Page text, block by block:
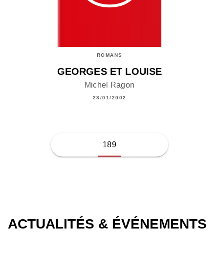
ROMANS
GEORGES ET LOUISE
Michel Ragon
23/01/2002
189
ACTUALITÉS & ÉVÉNEMENTS